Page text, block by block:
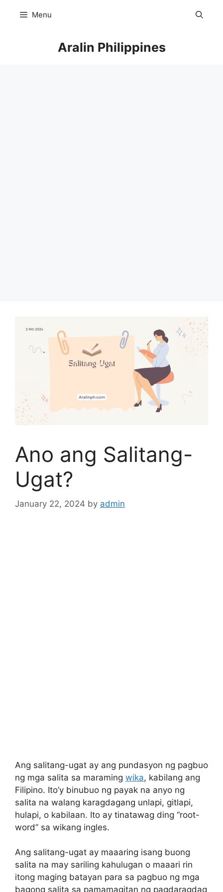
Menu
Aralin Philippines
Ano ang Salitang-
Ugat?
January 22, 2024 by admin
Ang salitang-ugat ay ang pundasyon ng pagbuo
ng mga salita sa maraming wika, kabilang ang
Filipino. Ito’y binubuo ng payak na anyo ng
salita na walang karagdagang unlapi, gitlapi,
hulapi, o kabilaan. Ito ay tinatawag ding “root-
word” sa wikang ingles.
Ang salitang-ugat ay maaaring isang buong
salita na may sariling kahulugan o maaari rin
itong maging batayan para sa pagbuo ng mga
bagong salita sa pamamagitan ng pagdaragdag